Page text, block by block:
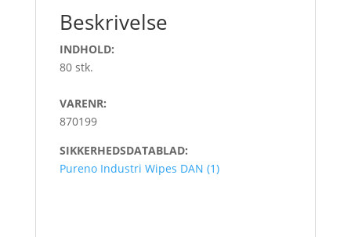
Beskrivelse
INDHOLD:
80 stk.
VARENR:
870199
SIKKERHEDSDATABLAD:
Pureno Industri Wipes DAN (1)